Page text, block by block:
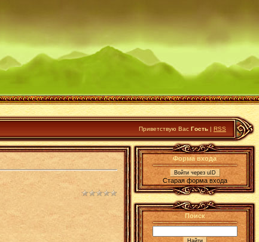
Приветствую Вас Гость | RSS
Форма входа
Войти через uID
Старая форма входа
Поиск